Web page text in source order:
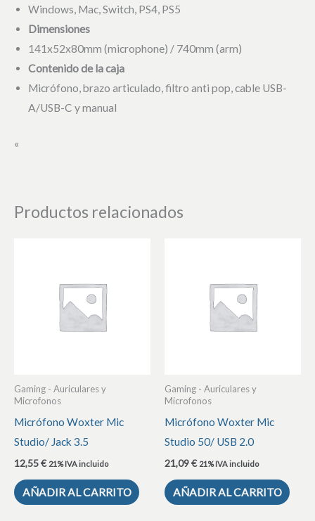
Windows, Mac, Switch, PS4, PS5
Dimensiones
141x52x80mm (microphone) / 740mm (arm)
Contenido de la caja
Micrófono, brazo articulado, filtro anti pop, cable USB-
A/USB-C y manual
«
Productos relacionados
Gaming - Auriculares y
Microfonos
Micrófono Woxter Mic
Studio/ Jack 3.5
12,55€ 21% IVA incluido
AÑADIR AL CARRITO
Gaming - Auriculares y
Microfonos
Micrófono Woxter Mic
Studio 50/ USB 2.0
21,09€ 21% IVA incluido
AÑADIR AL CARRITO